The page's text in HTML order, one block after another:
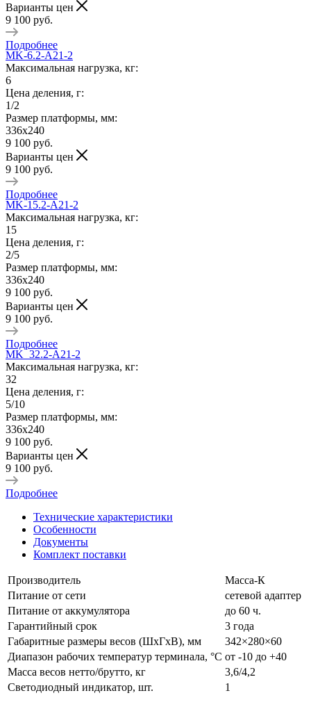
Варианты цен
9 100 руб.
Подробнее
MK-6.2-A21-2
Максимальная нагрузка, кг:
6
Цена деления, г:
1/2
Размер платформы, мм:
336х240
9 100 руб.
Варианты цен
9 100 руб.
Подробнее
MK-15.2-A21-2
Максимальная нагрузка, кг:
15
Цена деления, г:
2/5
Размер платформы, мм:
336х240
9 100 руб.
Варианты цен
9 100 руб.
Подробнее
MK_32.2-A21-2
Максимальная нагрузка, кг:
32
Цена деления, г:
5/10
Размер платформы, мм:
336х240
9 100 руб.
Варианты цен
9 100 руб.
Подробнее
Технические характеристики
Особенности
Документы
Комплект поставки
Производитель
Масса-К
Питание от сети
сетевой адаптер
Питание от аккумулятора
до 60 ч.
Гарантийный срок
3 года
Габаритные размеры весов (ШхГхВ), мм
342×280×60
Диапазон рабочих температур терминала, °С от -10 до +40
Масса весов нетто/брутто, кг
3,6/4,2
Светодиодный индикатор, шт.
1